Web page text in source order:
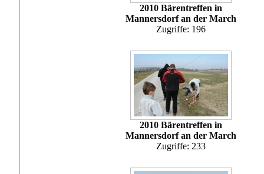
2010 Bärentreffen in
Mannersdorf an der March
Zugriffe: 196
2010 Bärentreffen in
Mannersdorf an der March
Zugriffe: 233